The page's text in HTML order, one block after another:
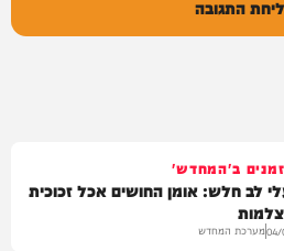
התגובה
ב'המחדש'
לב חלש: אומן החושים אכל זכוכית
04/מערכת המחדש